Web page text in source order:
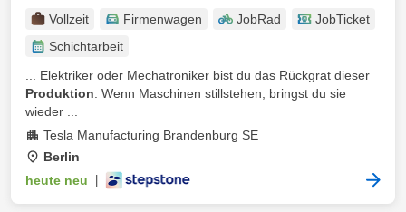
Vollzeit Firmenwagen JobRad
JobTicket
Schichtarbeit
... Elektriker oder Mechatroniker bist du das Rückgrat dieser
Produktion . Wenn Maschinen stillstehen, bringst du sie
wieder ...
Tesla Manufacturing Brandenburg SE
Berlin
heute neu